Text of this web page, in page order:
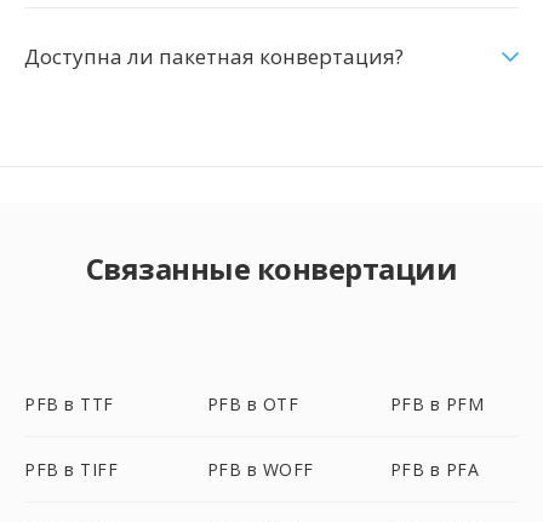
Доступна ли пакетная конвертация?
Связанные конвертации
PFB в TTF PFB в OTF PFB в PFM
PFB в TIFF PFB в WOFF PFB в PFA